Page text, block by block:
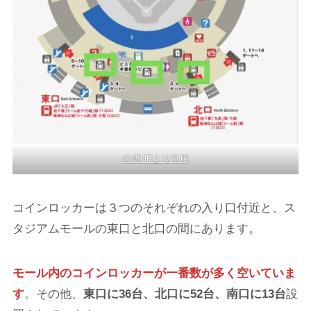
公式HPより引用
コインロッカーは３つのそれぞれの入り口付近と、ス
タジアムモールの東口と北口の間にあります。
モール内のコインロッカーが一番数が多く空いていま
す。その他、 東口に36台、北口に52台、南口に13台設